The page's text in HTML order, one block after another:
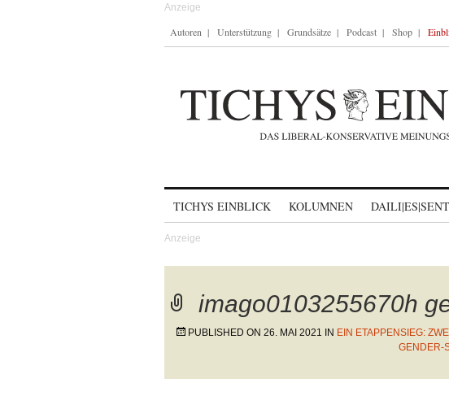
Autoren Unterstützung Grundsätze Podcast Shop
TICHYS EINBLICK KOLUMNEN
imago0103255670h
PUBLISHED ON 26. MAI 2021 IN EIN ETAPPENSIEG:
GENDER-